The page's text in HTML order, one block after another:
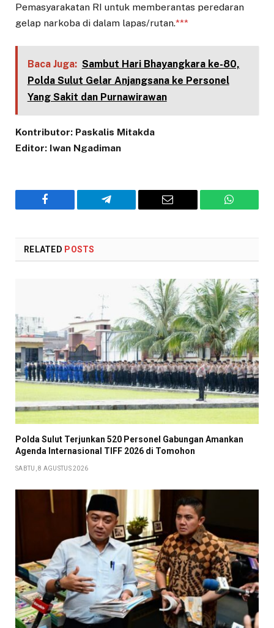
Pemasyarakatan RI untuk memberantas peredaran
gelap narkoba di dalam lapas/rutan.***
Baca Juga: Sambut Hari Bhayangkara ke-80,
Polda Sulut Gelar Anjangsana ke Personel
Yang Sakit dan Purnawirawan
Kontributor: Paskalis Mitakda
Editor: Iwan Ngadiman
Facebook Telegram Email
RELATED POSTS
​Polda Sulut Terjunkan 520 Personel Gabungan Amankan
Agenda Internasional TIFF 2026 di Tomohon
SABTU, 8 AGUSTUS 2026